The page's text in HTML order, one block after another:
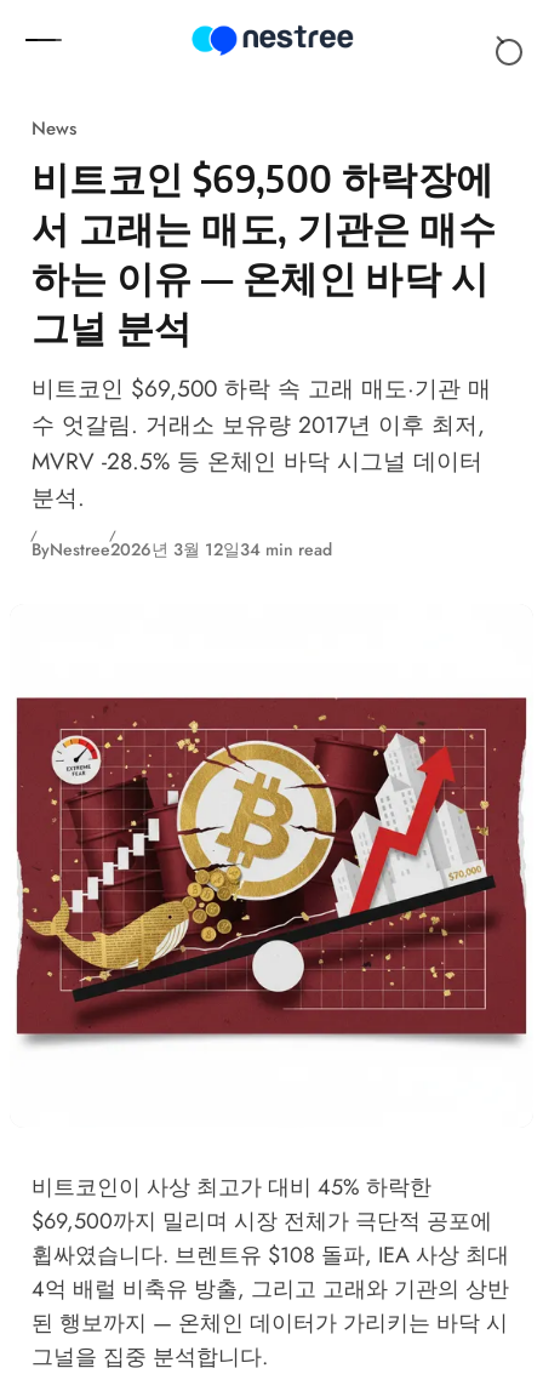
News
비트코인 $69,500 하락장에
서 고래는 매도, 기관은 매수
하는 이유 — 온체인 바닥 시
그널 분석
비트코인 $69,500 하락 속 고래 매도·기관 매
수 엇갈림. 거래소 보유량 2017년 이후 최저,
MVRV -28.5% 등 온체인 바닥 시그널 데이터
분석.
ByNestree2026년 3월 12일34 min read
비트코인이 사상 최고가 대비 45% 하락한
$69,500까지 밀리며 시장 전체가 극단적 공포에
휩싸였습니다. 브렌트유 $108 돌파, IEA 사상 최대
4억 배럴 비축유 방출, 그리고 고래와 기관의 상반
된 행보까지 — 온체인 데이터가 가리키는 바닥 시
그널을 집중 분석합니다.